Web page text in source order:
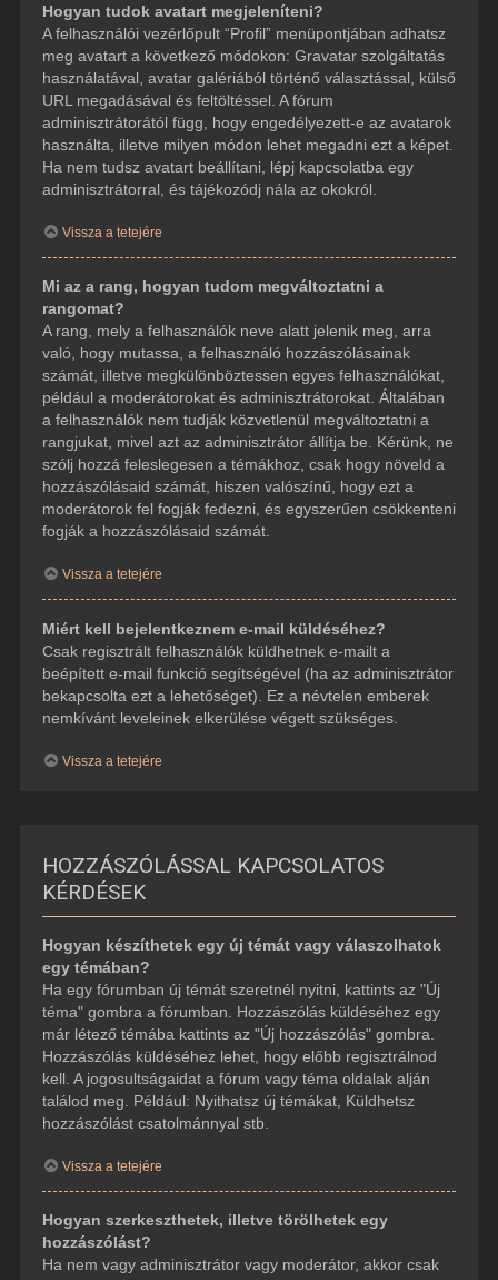
Hogyan tudok avatart megjeleníteni?
A felhasználói vezérlőpult “Profil” menüpontjában adhatsz
meg avatart a következő módokon: Gravatar szolgáltatás
használatával, avatar galériából történő választással, külső
URL megadásával és feltöltéssel. A fórum
adminisztrátorától függ, hogy engedélyezett-e az avatarok
használta, illetve milyen módon lehet megadni ezt a képet.
Ha nem tudsz avatart beállítani, lépj kapcsolatba egy
adminisztrátorral, és tájékozódj nála az okokról.
Vissza a tetejére
Mi az a rang, hogyan tudom megváltoztatni a
rangomat?
A rang, mely a felhasználók neve alatt jelenik meg, arra
való, hogy mutassa, a felhasználó hozzászólásainak
számát, illetve megkülönböztessen egyes felhasználókat,
például a moderátorokat és adminisztrátorokat. Általában
a felhasználók nem tudják közvetlenül megváltoztatni a
rangjukat, mivel azt az adminisztrátor állítja be. Kérünk, ne
szólj hozzá feleslegesen a témákhoz, csak hogy növeld a
hozzászólásaid számát, hiszen valószínű, hogy ezt a
moderátorok fel fogják fedezni, és egyszerűen csökkenteni
fogják a hozzászólásaid számát.
Vissza a tetejére
Miért kell bejelentkeznem e-mail küldéséhez?
Csak regisztrált felhasználók küldhetnek e-mailt a
beépített e-mail funkció segítségével (ha az adminisztrátor
bekapcsolta ezt a lehetőséget). Ez a névtelen emberek
nemkívánt leveleinek elkerülése végett szükséges.
Vissza a tetejére
HOZZÁSZÓLÁSSAL KAPCSOLATOS
KÉRDÉSEK
Hogyan készíthetek egy új témát vagy válaszolhatok
egy témában?
Ha egy fórumban új témát szeretnél nyitni, kattints az "Új
téma" gombra a fórumban. Hozzászólás küldéséhez egy
már létező témába kattints az "Új hozzászólás" gombra.
Hozzászólás küldéséhez lehet, hogy előbb regisztrálnod
kell. A jogosultságaidat a fórum vagy téma oldalak alján
találod meg. Például: Nyithatsz új témákat, Küldhetsz
hozzászólást csatolmánnyal stb.
Vissza a tetejére
Hogyan szerkeszthetek, illetve törölhetek egy
hozzászólást?
Ha nem vagy adminisztrátor vagy moderátor, akkor csak